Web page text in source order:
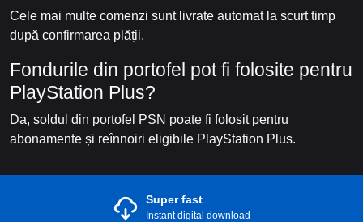
Cele mai multe comenzi sunt livrate automat la scurt timp
după confirmarea plății.
Fondurile din portofel pot fi folosite pentru
PlayStation Plus?
Da, soldul din portofel PSN poate fi folosit pentru
abonamente și reînnoiri eligibile PlayStation Plus.
Super fast
Instant digital download